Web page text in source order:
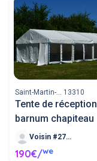
Saint-Martin-... 13310
Tente de réception
barnum chapiteau
Voisin #27370
190€/we